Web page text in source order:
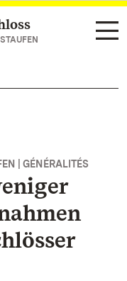
| GÉNÉRALITÉS